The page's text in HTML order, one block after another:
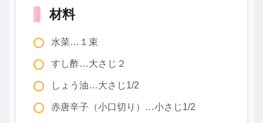
材料
水菜…１束
すし酢…大さじ２
しょう油…大さじ1/2
赤唐辛子（小口切り）…小さじ1/2